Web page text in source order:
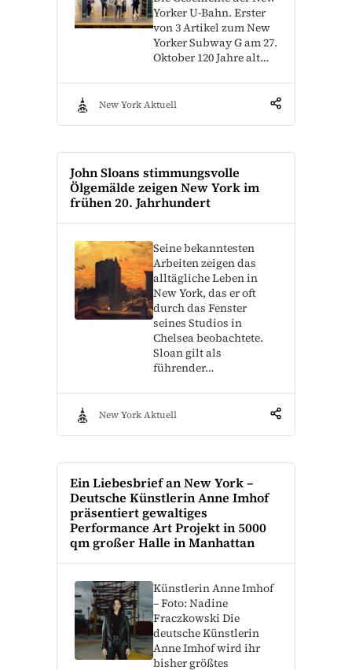
Yorker U-Bahn. Erster
von 3 Artikel zum New
Yorker Subway G am 27.
Oktober 120 Jahre alt…
New York Aktuell
John Sloans stimmungsvolle
Ölgemälde zeigen New York im
frühen 20. Jahrhundert
Seine bekanntesten
Arbeiten zeigen das
alltägliche Leben in
New York, das er oft
durch das Fenster
seines Studios in
Chelsea beobachtete.
Sloan gilt als
führender…
New York Aktuell
Ein Liebesbrief an New York –
Deutsche Künstlerin Anne Imhof
präsentiert gewaltiges
Performance Art Projekt in 5000
qm großer Halle in Manhattan
Künstlerin Anne Imhof
– Foto: Nadine
Fraczkowski Die
deutsche Künstlerin
Anne Imhof wird ihr
bisher größtes